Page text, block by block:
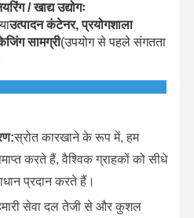
/ खाद्य उद्योगः
उत्पादन कंटेनर, प्रयोगशाला
सामग्री(उपयोग से पहले संगतता
स्रोत कारखाने के रूप में, हम
करते हैं, वैश्विक ग्राहकों को सीधे
प्रदान करते हैं।
सेवा दल तेजी से और कुशल